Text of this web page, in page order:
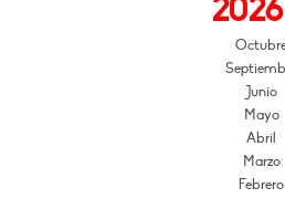
2026
Junio
Mayo
Abril
Marzo
Febrero